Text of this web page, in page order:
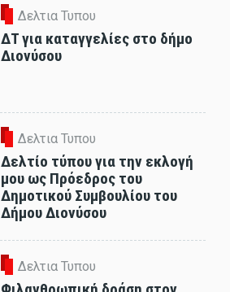
Δελτια Τυπου
ΔΤ για καταγγελίες στο δήμο
Διονύσου
Δελτια Τυπου
Δελτίο τύπου για την εκλογή
μου ως Πρόεδρος του
Δημοτικού Συμβουλίου του
Δήμου Διονύσου
Δελτια Τυπου